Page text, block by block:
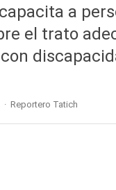
a
el trato
Author
Reportero Tatich